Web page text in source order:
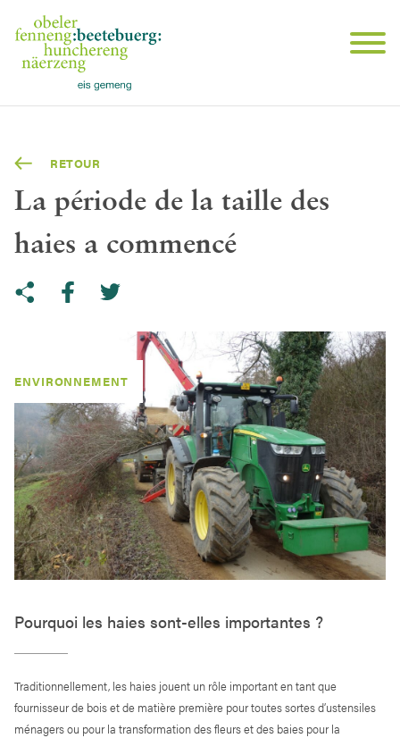
RETOUR
La période de la taille des
haies a commencé
Share on facebook
ENVIRONNEMENT
Pourquoi les haies sont-elles importantes ?
Traditionnellement, les haies jouent un rôle important en tant que
fournisseur de bois et de matière première pour toutes sortes d’ustensiles
ménagers ou pour la transformation des fleurs et des baies pour la